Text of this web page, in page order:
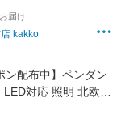
届け
kakko
ン配布中】ペンダン
LED対応 照明 北欧
ク調 ペンダントラ